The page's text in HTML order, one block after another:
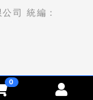
司 統編：
0